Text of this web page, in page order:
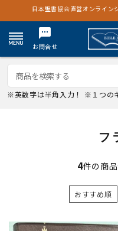
日本聖書協会直営オンライン
textsms
お問合せ
※英数字は半角入力！ ※１つの
フ
4件の商
おすすめ順